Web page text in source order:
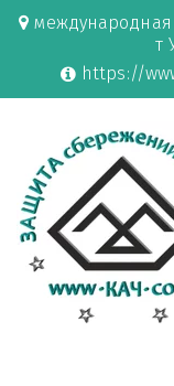
т
https://